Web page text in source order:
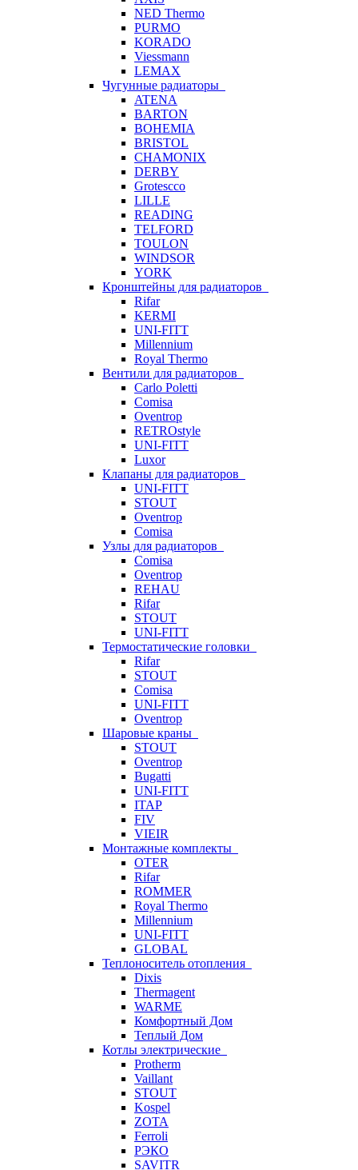
NED Thermo
PURMO
KORADO
Viessmann
LEMAX
Чугунные радиаторы
ATENA
BARTON
BOHEMIA
BRISTOL
CHAMONIX
DERBY
Grotescco
LILLE
READING
TELFORD
TOULON
WINDSOR
YORK
Кронштейны для радиаторов
Rifar
KERMI
UNI-FITT
Millennium
Royal Thermo
Вентили для радиаторов
Carlo Poletti
Comisa
Oventrop
RETROstyle
UNI-FITT
Luxor
Клапаны для радиаторов
UNI-FITT
STOUT
Oventrop
Comisa
Узлы для радиаторов
Comisa
Oventrop
REHAU
Rifar
STOUT
UNI-FITT
Термостатические головки
Rifar
STOUT
Comisa
UNI-FITT
Oventrop
Шаровые краны
STOUT
Oventrop
Bugatti
UNI-FITT
ITAP
FIV
VIEIR
Монтажные комплекты
OTER
Rifar
ROMMER
Royal Thermo
Millennium
UNI-FITT
GLOBAL
Теплоноситель отопления
Dixis
Thermagent
WARME
Комфортный Дом
Теплый Дом
Котлы электрические
Protherm
Vaillant
STOUT
Kospel
ZOTA
Ferroli
РЭКО
SAVITR